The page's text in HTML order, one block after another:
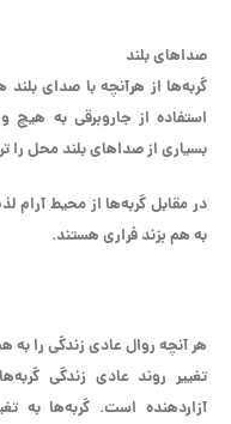
صدا‌های بلند
گربه‌ها از هرآنچه با صدای
استفاده از جاروبرقی به هیچ
بسیاری از صدا‌های بلند محل را
در مقابل گربه‌ها از محیط
به هم بزند فراری هستند.
هر آنچه روال عادی زندگی را به
تغییر روند عادی زندگی
آزاردهنده است. گربه‌ها به